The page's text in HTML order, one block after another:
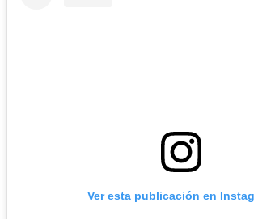
Ver esta publicación en